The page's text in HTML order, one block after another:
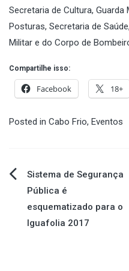
Secretaria de Cultura, Guarda
Posturas, Secretaria de
Militar e do Corpo de
Compartilhe isso:
Facebook 18+
Posted in Cabo Frio, Eventos
Navegação
de
Post
Sistema de Segurança
Pública é
esquematizado para o
Iguafolia 2017